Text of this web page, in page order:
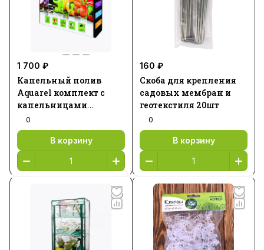
1 700 ₽
Капельный полив
Aquarel комплект с
капельницами
(24шт)1/5 START 2
0
В корзину
160 ₽
Скоба для крепления
садовых мембран и
геотекстиля 20шт
0
В корзину